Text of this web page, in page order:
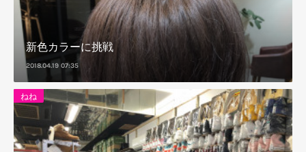
新色カラーに挑戦
2018.04.19 07:35
ねね